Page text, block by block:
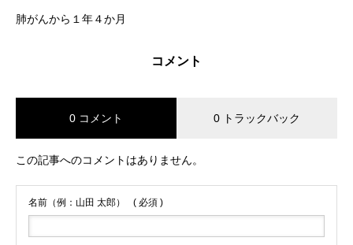
肺がんから１年４か月
コメント
0 コメント 0 トラックバック
この記事へのコメントはありません。
名前（例：山田 太郎） ( 必須 )